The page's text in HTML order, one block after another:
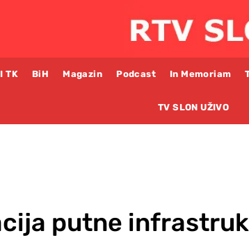
TK BiH Magazin Podcast In Memoriam
TV SLON UŽIVO
putne